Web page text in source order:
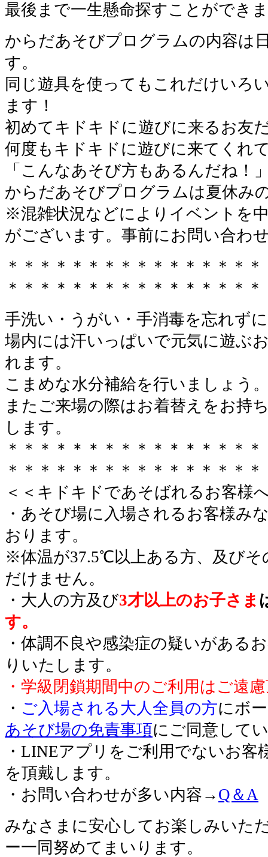
最後まで一生懸命探すことができ
からだあそびプログラムの内容は
す。
同じ遊具を使ってもこれだけいろ
ます！
初めてキドキドに遊びに来るお友
何度もキドキドに遊びに来てくれ
「こんなあそび方もあるんだね！
からだあそびプログラムは夏休み
※混雑状況などによりイベントを
がございます。事前にお問い合わ
＊＊＊＊＊＊＊＊＊＊＊＊＊＊＊
＊＊＊＊＊＊＊＊＊＊＊＊＊＊＊＊
手洗い・うがい・手消毒を忘れず
場内には汗いっぱいで元気に遊ぶ
れます。
こまめな水分補給を行いましょう
またご来場の際はお着替えをお持
します。
＊＊＊＊＊＊＊＊＊＊＊＊＊＊＊
＊＊＊＊＊＊＊＊＊＊＊＊＊＊＊＊
＜＜キドキドであそばれるお客様
・あそび場に入場されるお客様み
おります。
※体温が37.5℃以上ある方、及びそ
だけません。
・大人の方及び3才以上のお子さま
す。
・体調不良や感染症の疑いがある
りいたします。
・学級閉鎖期間中のご利用はご遠
・ ご入場される大人全員の方にボ
あそび場の免責事項にご同意して
・LINEアプリをご利用でないお客
を頂戴します。
・お問い合わせが多い内容→ Q＆A
みなさまに安心してお楽しみいた
ー一同努めてまいります。